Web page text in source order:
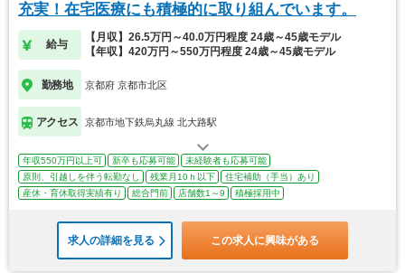
充実！在宅医療にも積極的に取り組んでいます。
給与
【月収】26.5万円～40.0万円程度 24歳～45歳モデル
【年収】420万円～550万円程度 24歳～45歳モデル
勤務地 京都府 京都市北区
アクセス 京都市地下鉄烏丸線 北大路駅
年収550万円以上可 新卒も応募可能
未経験者も応募可能
原則、引越しを伴う転勤なし
残業月10ｈ以下
住宅補助（手当）あり
産休・育休取得実績有り
総合門前 店舗数1～9 積極採用中
求人の詳細を見る この求人に興味がある